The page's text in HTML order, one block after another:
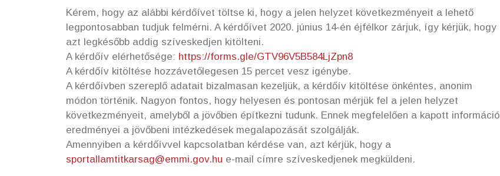
Kérem, hogy az alábbi kérdőívet töltse ki, hogy a jelen helyzet következményeit a lehető
legpontosabban tudjuk felmérni. A kérdőívet 2020. június 14-én éjfélkor zárjuk, így kérjük, hogy
azt legkésőbb addig szíveskedjen kitölteni.
A kérdőív elérhetősége: https://forms.gle/GTV96V5B584LjZpn8
A kérdőív kitöltése hozzávetőlegesen 15 percet vesz igénybe.
A kérdőívben szereplő adatait bizalmasan kezeljük, a kérdőív kitöltése önkéntes, anonim
módon történik. Nagyon fontos, hogy helyesen és pontosan mérjük fel a jelen helyzet
következményeit, amelyből a jövőben építkezni tudunk. Ennek megfelelően a kapott információ
eredményei a jövőbeni intézkedések megalapozását szolgálják.
Amennyiben a kérdőívvel kapcsolatban kérdése van, azt kérjük, hogy a
sportallamtitkarsag@emmi.gov.hu e-mail címre szíveskedjenek megküldeni.